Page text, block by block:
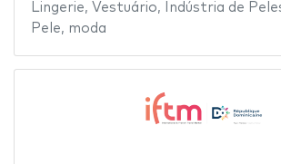
Lingerie, Vestuário, Indústria de
Pele, moda